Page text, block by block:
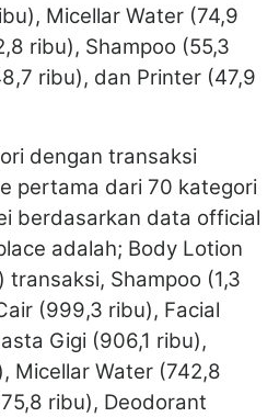
Micellar Water (74,9
ribu), Shampoo (55,3
ribu), dan Printer (47,9
dengan transaksi
pertama dari 70 kategori
berdasarkan data official
adalah; Body Lotion
Shampoo (1,3
(999,3 ribu), Facial
Gigi (906,1 ribu),
Micellar Water (742,8
ribu), Deodorant